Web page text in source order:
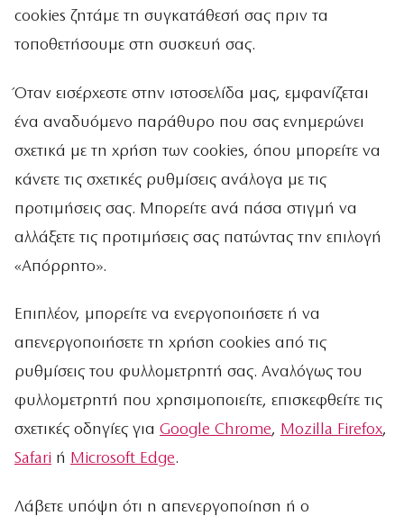
cookies ζητάμε τη συγκατάθεσή σας πριν τα
τοποθετήσουμε στη συσκευή σας.
Όταν εισέρχεστε στην ιστοσελίδα μας, εμφανίζεται
ένα αναδυόμενο παράθυρο που σας ενημερώνει
σχετικά με τη χρήση των cookies, όπου μπορείτε να
κάνετε τις σχετικές ρυθμίσεις ανάλογα με τις
προτιμήσεις σας. Μπορείτε ανά πάσα στιγμή να
αλλάξετε τις προτιμήσεις σας πατώντας την επιλογή
«Απόρρητο».
Επιπλέον, μπορείτε να ενεργοποιήσετε ή να
απενεργοποιήσετε τη χρήση cookies από τις
ρυθμίσεις του φυλλομετρητή σας. Αναλόγως του
φυλλομετρητή που χρησιμοποιείτε, επισκεφθείτε τις
σχετικές οδηγίες για Google Chrome, Mozilla Firefox,
Safari ή Microsoft Edge.
Λάβετε υπόψη ότι η απενεργοποίηση ή ο